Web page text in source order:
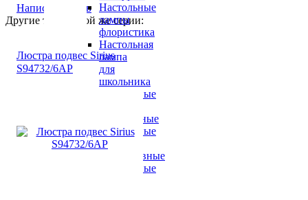
Настольные
лампы
флористика
Настольная
лампа
для
школьника
Настольные
хрустальные
Настольные
лампы
декоративные
Настольные
Написать отзыв
Другие товары той же серии:
Люстра подвес Sirius
S94732/6АР